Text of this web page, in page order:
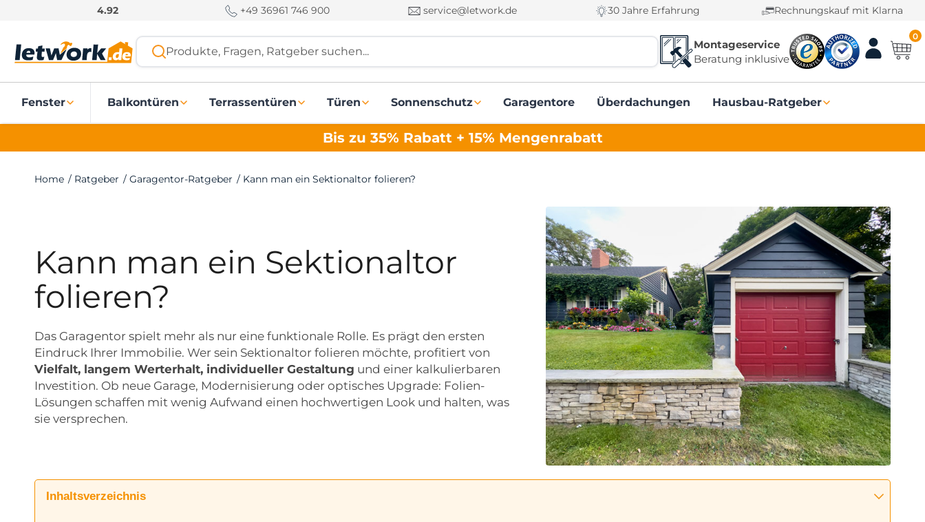
o
4.92 +49 36961 746 900 service@letwork.de 30 Jahre Erfahrung Rechnungskauf mit Klarna
Produkte, Fragen, Ratgeber suchen...
Montageservice
Beratung inklusive
0
Fenster Balkontüren Terrassentüren Türen Sonnenschutz Garagentore Überdachungen Hausbau-Ratgeber
Bis zu 35% Rabatt + 15% Mengenrabatt
Home / Ratgeber / Garagentor-Ratgeber / Kann man ein Sektionaltor folieren?
Kann man ein Sektionaltor
folieren?
Das Garagentor spielt mehr als nur eine funktionale Rolle. Es prägt den ersten
Eindruck Ihrer Immobilie. Wer sein Sektionaltor folieren möchte, profitiert von
Vielfalt, langem Werterhalt, individueller Gestaltung und einer kalkulierbaren
Investition. Ob neue Garage, Modernisierung oder optisches Upgrade: Folien-
Lösungen schaffen mit wenig Aufwand einen hochwertigen Look und halten, was
sie versprechen.
Inhaltsverzeichnis